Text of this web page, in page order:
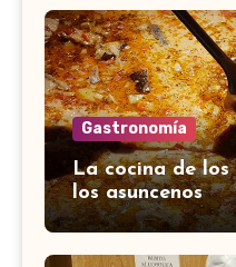
Gastronomía
La cocina de los
los asuncenos